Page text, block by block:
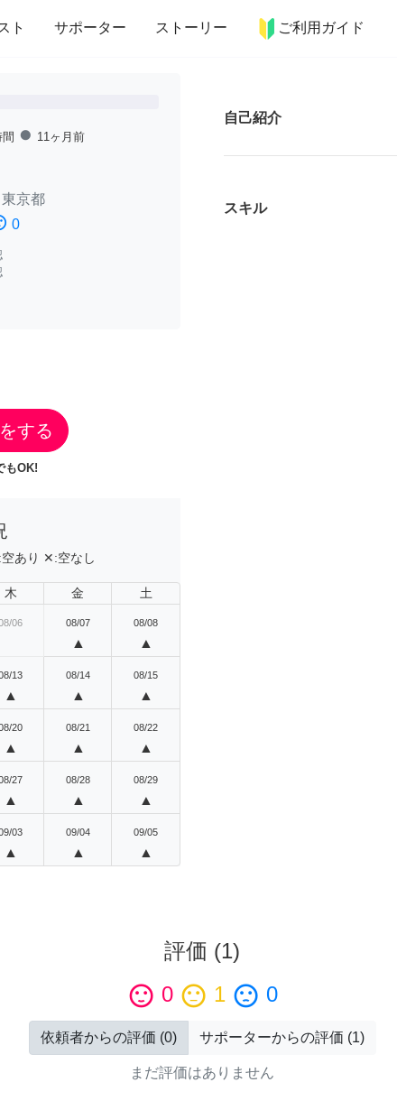
ト サポーター ストーリー ご利用ガイド
インテリア 趣味・習い事 ペット 料理
fiber_manual_record 11ヶ月前
東京都
0
する
もOK!
空あり ✕:空なし
木 金 土
06 08/07
▲
08/08
▲
13
▲
08/14
▲
08/15
▲
20
▲
08/21
▲
08/22
▲
27
▲
08/28
▲
08/29
▲
03
▲
09/04
▲
09/05
▲
自己紹介
スキル
評価 (1)
sentiment_satisfied 0 sentiment_neutral 1 sentiment_dissatisfied 0
依頼者からの評価 (0) サポーターからの評価 (1)
まだ評価はありません